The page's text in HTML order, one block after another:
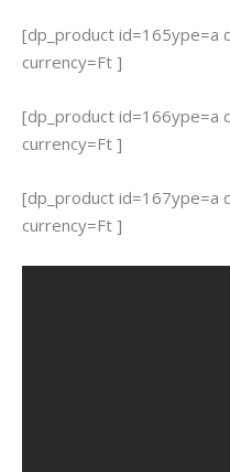
[dp_product id=165ype=a
currency=Ft ]
[dp_product id=166ype=a
currency=Ft ]
[dp_product id=167ype=a
currency=Ft ]